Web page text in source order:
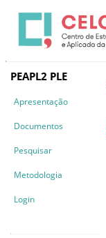
PEAPL2 PLE
Apresentação
Documentos
Pesquisar
Metodologia
Login